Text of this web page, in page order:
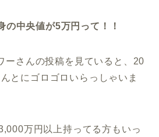
の中央値が5万円って！！
ーさんの投稿を見ていると、20
とにゴロゴロいらっしゃいま
万円以上持ってる方もいっ